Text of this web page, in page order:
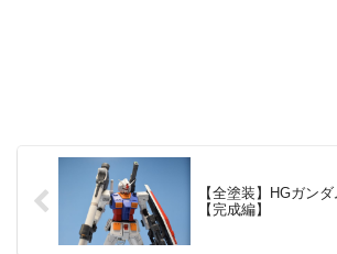
【全塗装】HGガン
【完成編】